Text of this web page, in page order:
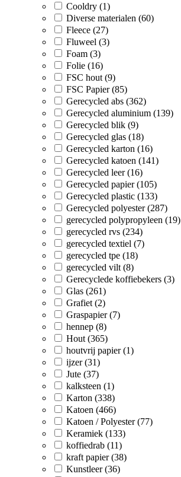
Cooldry (1)
Diverse materialen (60)
Fleece (27)
Fluweel (3)
Foam (3)
Folie (16)
FSC hout (9)
FSC Papier (85)
Gerecycled abs (362)
Gerecycled aluminium (139)
Gerecycled blik (9)
Gerecycled glas (18)
Gerecycled karton (16)
Gerecycled katoen (141)
Gerecycled leer (16)
Gerecycled papier (105)
Gerecycled plastic (133)
Gerecycled polyester (287)
gerecycled polypropyleen (19)
gerecycled rvs (234)
gerecycled textiel (7)
gerecycled tpe (18)
gerecycled vilt (8)
Gerecyclede koffiebekers (3)
Glas (261)
Grafiet (2)
Graspapier (7)
hennep (8)
Hout (365)
houtvrij papier (1)
ijzer (31)
Jute (37)
kalksteen (1)
Karton (338)
Katoen (466)
Katoen / Polyester (77)
Keramiek (133)
koffiedrab (11)
kraft papier (38)
Kunstleer (36)